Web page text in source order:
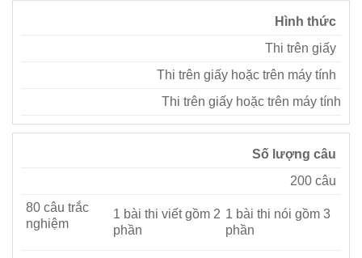
Hình thức
Thi trên giấy
Thi trên giấy hoặc trên máy tính
Thi trên giấy hoặc trên máy tính
Số lượng câu
200 câu
80 câu trắc
nghiệm
1 bài thi viết gồm 2
phần
1 bài thi nói gồm 3
phần